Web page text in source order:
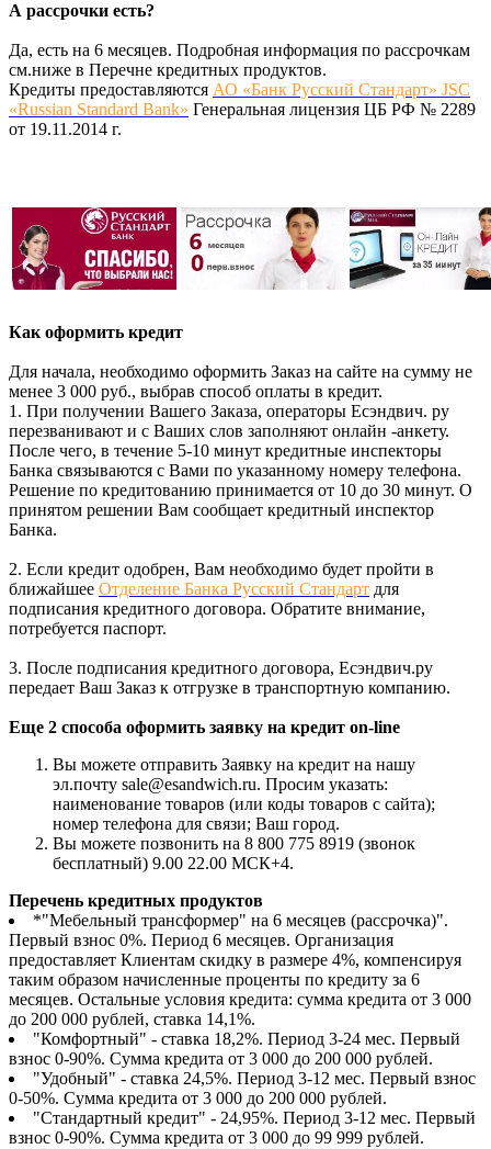
А рассрочки есть?
Да, есть на 6 месяцев. Подробная информация по рассрочкам
см.ниже в Перечне кредитных продуктов.
Кредиты предоставляются АО «Банк Русский Стандарт» JSC
«Russian Standard Bank» Генеральная лицензия ЦБ РФ № 2289
от 19.11.2014 г.
Как оформить кредит
Для начала, необходимо оформить Заказ на сайте на сумму не
менее 3 000 руб., выбрав способ оплаты в кредит.
1. При получении Вашего Заказа, операторы Есэндвич. ру
перезванивают и с Ваших слов заполняют онлайн -анкету.
После чего, в течение 5-10 минут кредитные инспекторы
Банка связываются с Вами по указанному номеру телефона.
Решение по кредитованию принимается от 10 до 30 минут. О
принятом решении Вам сообщает кредитный инспектор
Банка.
2. Если кредит одобрен, Вам необходимо будет пройти в
ближайшее Отделение Банка Русский Стандарт для
подписания кредитного договора. Обратите внимание,
потребуется паспорт.
3. После подписания кредитного договора, Есэндвич.ру
передает Ваш Заказ к отгрузке в транспортную компанию.
Еще 2 способа оформить заявку на кредит on-line
Вы можете отправить Заявку на кредит на нашу
эл.почту sale@esandwich.ru. Просим указать:
наименование товаров (или коды товаров с сайта);
номер телефона для связи; Ваш город.
Вы можете позвонить на 8 800 775 8919 (звонок
бесплатный) 9.00 22.00 МСК+4.
Перечень кредитных продуктов
*"Мебельный трансформер" на 6 месяцев (рассрочка)".
Первый взнос 0%. Период 6 месяцев. Организация
предоставляет Клиентам скидку в размере 4%, компенсируя
таким образом начисленные проценты по кредиту за 6
месяцев. Остальные условия кредита: сумма кредита от 3 000
до 200 000 рублей, ставка 14,1%.
"Комфортный" - ставка 18,2%. Период 3-24 мес. Первый
взнос 0-90%. Сумма кредита от 3 000 до 200 000 рублей.
"Удобный" - ставка 24,5%. Период 3-12 мес. Первый взнос
0-50%. Сумма кредита от 3 000 до 200 000 рублей.
"Стандартный кредит" - 24,95%. Период 3-12 мес. Первый
взнос 0-90%. Сумма кредита от 3 000 до 99 999 рублей.